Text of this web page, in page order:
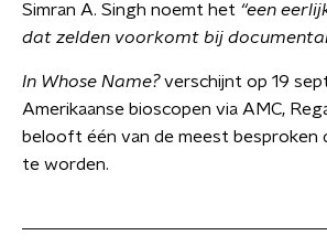
Simran A. Singh noemt het “een
dat zelden voorkomt bij
In Whose Name?verschijnt op 19
Amerikaanse bioscopen via AMC,
belooft één van de meest besproken
te worden.